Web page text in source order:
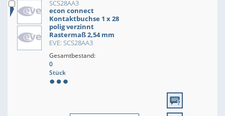
SCS28AA3
econ connect
Kontaktbuchse 1 x 28
polig verzinnt
Rastermaß 2,54 mm
EVE: SCS28AA3
Gesamtbestand:
0
Stück